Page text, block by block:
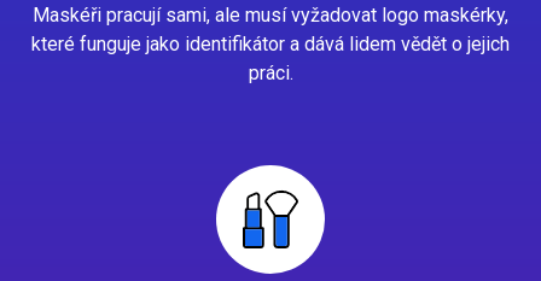
Maskéři pracují sami, ale musí vyžadovat logo maskérky,
které funguje jako identifikátor a dává lidem vědět o jejich
práci.